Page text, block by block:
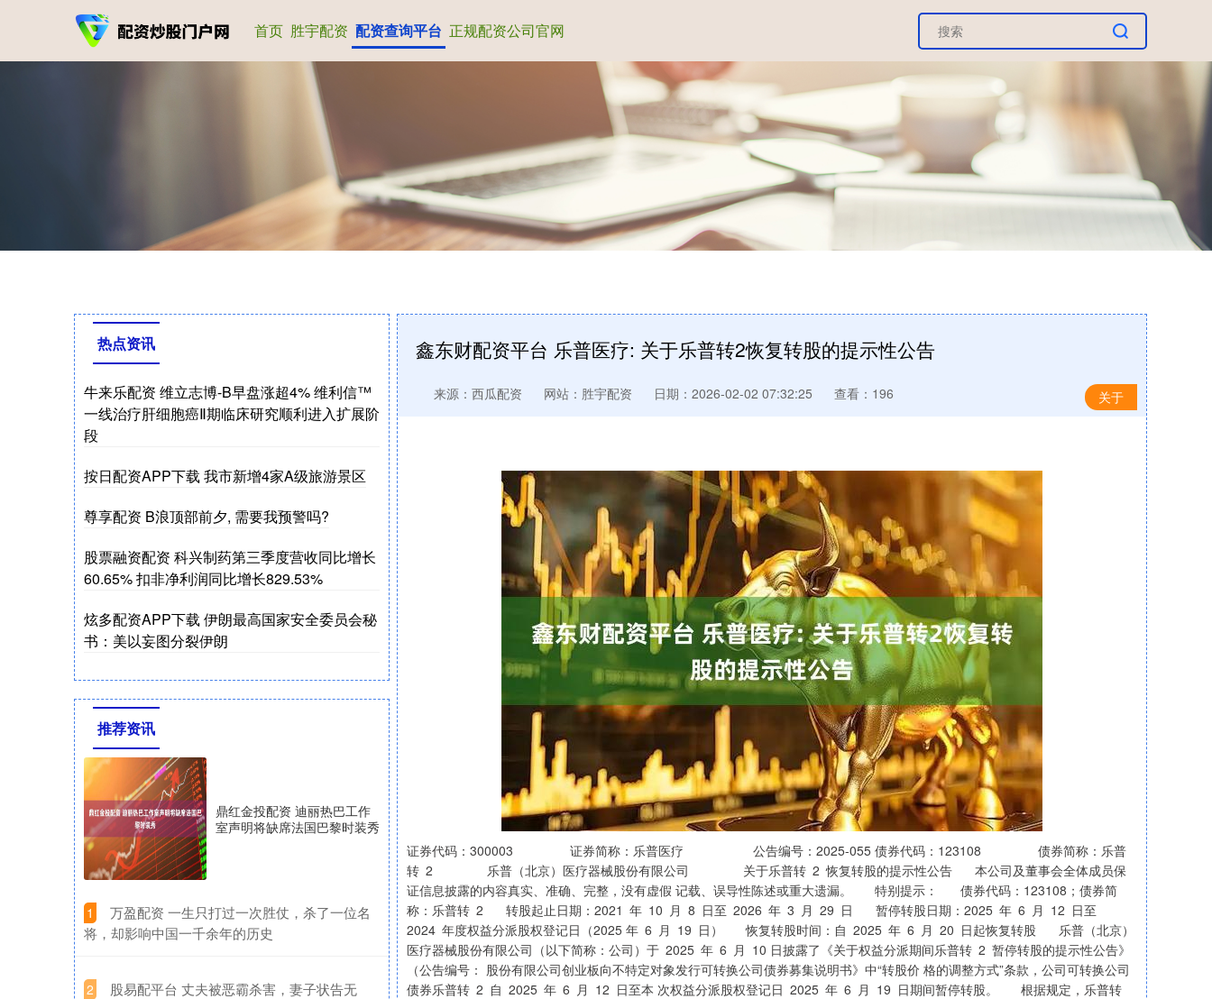
首页 胜宇配资 配资查询平台 正规配资公司官网
鑫东财配资平台 乐普医疗: 关于乐普转2恢复转股的提示性公告
关于
来源：西瓜配资 网站：胜宇配资 日期：2026-02-02 07:32:25 查看：196
证券代码：300003 证券简称：乐普医疗 公告编号：2025-055 债券代码：123108 债券简称：乐普
转 2 乐普（北京）医疗器械股份有限公司 关于乐普转 2 恢复转股的提示性公告 本公司及董事会全体成员保
证信息披露的内容真实、准确、完整，没有虚假 记载、误导性陈述或重大遗漏。 特别提示： 债券代码：123108；债券简
称：乐普转 2 转股起止日期：2021 年 10 月 8 日至 2026 年 3 月 29 日 暂停转股日期：2025 年 6 月 12 日至
2024 年度权益分派股权登记日（2025 年 6 月 19 日） 恢复转股时间：自 2025 年 6 月 20 日起恢复转股 乐普（北京）
医疗器械股份有限公司（以下简称：公司）于 2025 年 6 月 10 日披露了《关于权益分派期间乐普转 2 暂停转股的提示性公告》
（公告编号： 股份有限公司创业板向不特定对象发行可转换公司债券募集说明书》中“转股价 格的调整方式”条款，公司可转换公司
债券乐普转 2 自 2025 年 6 月 12 日至本 次权益分派股权登记日 2025 年 6 月 19 日期间暂停转股。 根据规定，乐普转
热点资讯
牛来乐配资 维立志博-B早盘涨超4% 维利信™
一线治疗肝细胞癌Ⅱ期临床研究顺利进入扩展阶
段
按日配资APP下载 我市新增4家A级旅游景区
尊享配资 B浪顶部前夕, 需要我预警吗?
股票融资配资 科兴制药第三季度营收同比增长
60.65% 扣非净利润同比增长829.53%
炫多配资APP下载 伊朗最高国家安全委员会秘
书：美以妄图分裂伊朗
推荐资讯
鼎红金投配资 迪丽热巴工作
室声明将缺席法国巴黎时装秀
1
​万盈配资 一生只打过一次胜仗，杀了一位名
将，却影响中国一千余年的历史
2
​股易配平台 丈夫被恶霸杀害，妻子状告无